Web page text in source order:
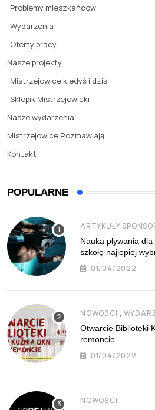
Problemy mieszkańców
Wydarzenia
Oferty pracy
Nasze projekty
Mistrzejowice kiedyś i dziś
Sklepik Mistrzejowicki
Nasze wydarzenia
Mistrzejowice Rozmawiają
Kontakt
POPULARNE
ARTYKUŁY
Nauka pływania
szkołę najlepiej
01/04/2022
NOWOŚCI ,
Otwarcie Biblioteki
remoncie
01/04/2022
NOWOŚCI